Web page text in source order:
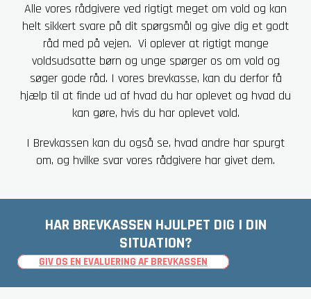
Alle vores rådgivere ved rigtigt meget om vold og kan
helt sikkert svare på dit spørgsmål og give dig et godt
råd med på vejen. Vi oplever at rigtigt mange
voldsudsatte børn og unge spørger os om vold og
søger gode råd. I vores brevkasse, kan du derfor få
hjælp til at finde ud af hvad du har oplevet og hvad du
kan gøre, hvis du har oplevet vold.
I Brevkassen kan du også se, hvad andre har spurgt
om, og hvilke svar vores rådgivere har givet dem.
HAR BREVKASSEN HJULPET DIG I DIN
SITUATION?
GIV OS EN EVALUERING AF BREVKASSEN